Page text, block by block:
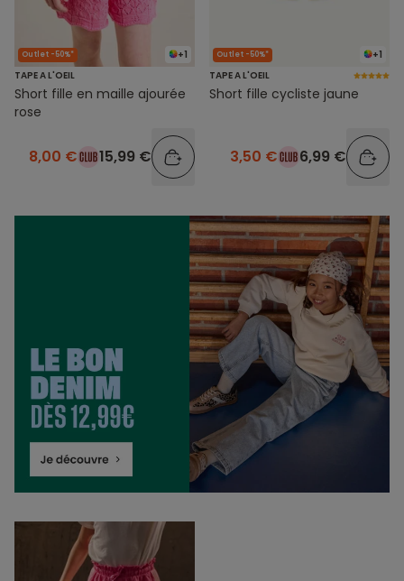
+1
Outlet -50%*
TAPE A L'OEIL
Short fille en maille ajourée
rose
8,00 € 15,99 €
+1
Outlet -50%*
TAPE A L'OEIL
Short fille cycliste jaune
3,50 € 6,99 €